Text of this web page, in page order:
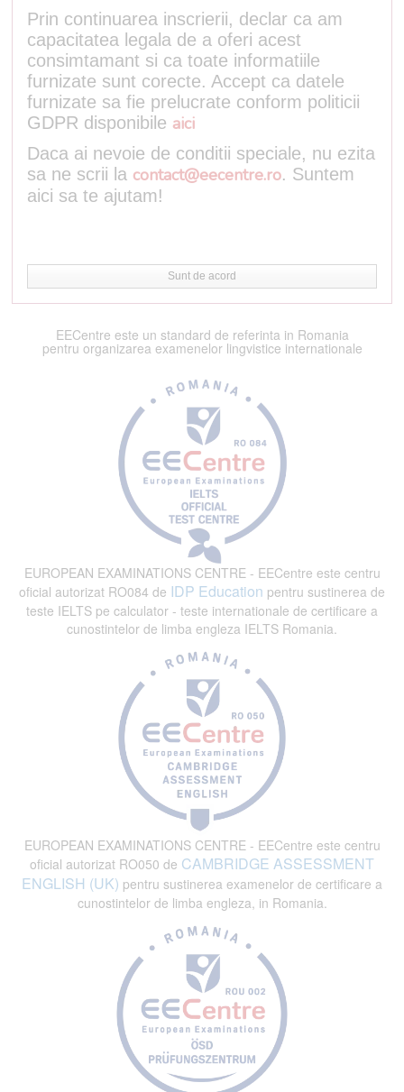
Prin continuarea inscrierii, declar ca am
capacitatea legala de a oferi acest
consimtamant si ca toate informatiile
furnizate sunt corecte. Accept ca datele
furnizate sa fie prelucrate conform politicii
GDPR disponibile aici
Daca ai nevoie de conditii speciale, nu ezita
sa ne scrii la contact@eecentre.ro. Suntem
aici sa te ajutam!
Sunt de acord
EECentre este un standard de referinta in Romania
pentru organizarea examenelor lingvistice internationale
EUROPEAN EXAMINATIONS CENTRE - EECentre este centru
oficial autorizat RO084 de IDP Education pentru sustinerea de
teste IELTS pe calculator - teste internationale de certificare a
cunostintelor de limba engleza IELTS Romania.
EUROPEAN EXAMINATIONS CENTRE - EECentre este centru
oficial autorizat RO050 de CAMBRIDGE ASSESSMENT
ENGLISH (UK) pentru sustinerea examenelor de certificare a
cunostintelor de limba engleza, in Romania.